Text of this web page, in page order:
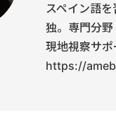
スペイン語
独。専門分
現地視察サ
https://